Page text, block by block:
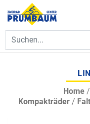
Home/
Kompakträder /